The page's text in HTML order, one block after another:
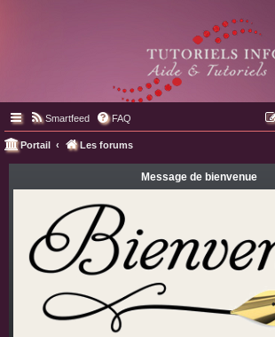
Smartfeed FAQ
Portail Les forums
Message de bienvenue